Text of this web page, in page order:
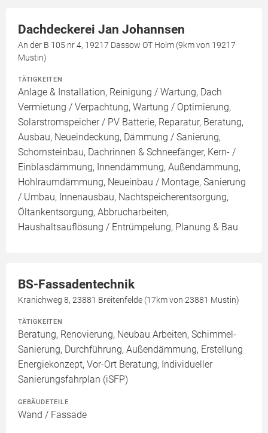
Dachdeckerei Jan Johannsen
An der B 105 nr 4, 19217 Dassow OT Holm (9km von 19217
Mustin)
TÄTIGKEITEN
Anlage & Installation, Reinigung / Wartung, Dach
Vermietung / Verpachtung, Wartung / Optimierung,
Solarstromspeicher / PV Batterie, Reparatur, Beratung,
Ausbau, Neueindeckung, Dämmung / Sanierung,
Schornsteinbau, Dachrinnen & Schneefänger, Kern- /
Einblasdämmung, Innendämmung, Außendämmung,
Hohlraumdämmung, Neueinbau / Montage, Sanierung
/ Umbau, Innenausbau, Nachtspeicherentsorgung,
Öltankentsorgung, Abbrucharbeiten,
Haushaltsauflösung / Entrümpelung, Planung & Bau
BS-Fassadentechnik
Kranichweg 8, 23881 Breitenfelde (17km von 23881 Mustin)
TÄTIGKEITEN
Beratung, Renovierung, Neubau Arbeiten, Schimmel-
Sanierung, Durchführung, Außendämmung, Erstellung
Energiekonzept, Vor-Ort Beratung, Individueller
Sanierungsfahrplan (iSFP)
GEBÄUDETEILE
Wand / Fassade